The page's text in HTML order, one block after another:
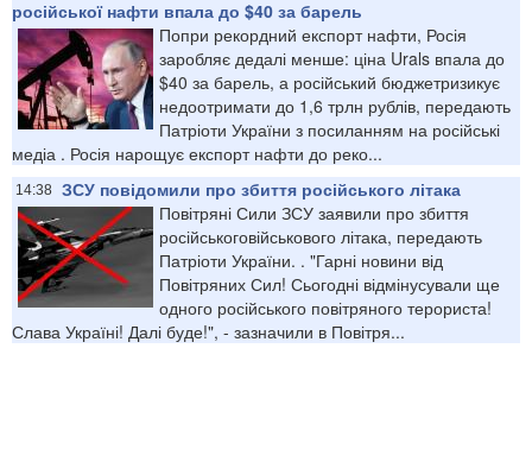
російської нафти впала до $40 за барель
Попри рекордний експорт нафти, Росія
заробляє дедалі менше: ціна Urals впала до
$40 за барель, а російський бюджетризикує
недоотримати до 1,6 трлн рублів, передають
Патріоти України з посиланням на російські
медіа . Росія нарощує експорт нафти до реко...
14:38 ЗСУ повідомили про збиття російського літака
Повітряні Сили ЗСУ заявили про збиття
російськоговійськового літака, передають
Патріоти України. . "Гарні новини від
Повітряних Сил! Сьогодні відмінусували ще
одного російського повітряного терориста!
Слава Україні! Далі буде!", - зазначили в Повітря...